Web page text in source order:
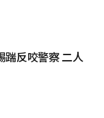
踹反咬警察 二人